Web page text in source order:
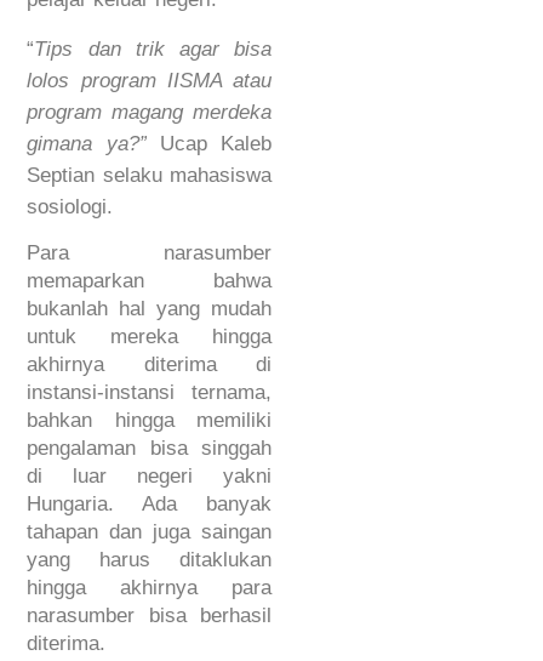
“Tips dan trik agar bisa
lolos program IISMA atau
program magang merdeka
gimana ya?”Ucap Kaleb
Septian selaku mahasiswa
sosiologi.
Para narasumber
memaparkan bahwa
bukanlah hal yang mudah
untuk mereka hingga
akhirnya diterima di
instansi-instansi ternama,
bahkan hingga memiliki
pengalaman bisa singgah
di luar negeri yakni
Hungaria. Ada banyak
tahapan dan juga saingan
yang harus ditaklukan
hingga akhirnya para
narasumber bisa berhasil
diterima.